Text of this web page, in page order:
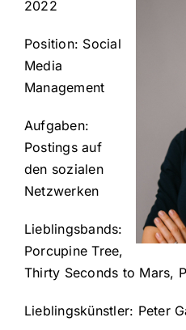
2022
Position: Social
Media
Management
Aufgaben:
Postings auf
den sozialen
Netzwerken
Lieblingsbands:
Porcupine Tree,
Thirty Seconds to Mars,
Lieblingskünstler: Peter